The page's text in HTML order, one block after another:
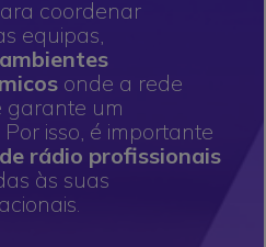
coordenar
equipas,
ambientes
onde a rede
garante um
isso, é importante
rádio profissionais
às suas